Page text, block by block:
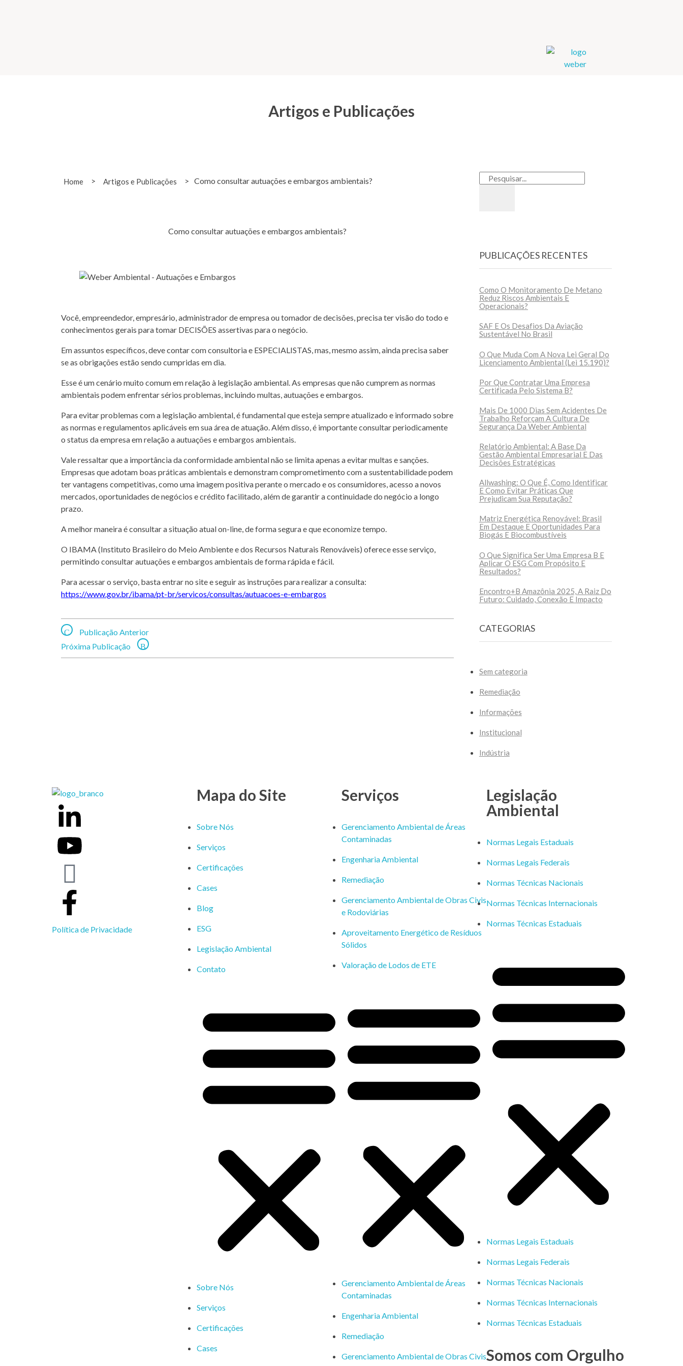
Artigos e Publicações
Home > Artigos e Publicações > Como consultar autuações e embargos ambientais?
Como consultar autuações e embargos ambientais?
Você, empreendedor, empresário, administrador de empresa ou tomador de decisões, precisa ter visão do todo e
conhecimentos gerais para tomar DECISÕES assertivas para o negócio.
Em assuntos específicos, deve contar com consultoria e ESPECIALISTAS, mas, mesmo assim, ainda precisa saber
se as obrigações estão sendo cumpridas em dia.
Esse é um cenário muito comum em relação à legislação ambiental. As empresas que não cumprem as normas
ambientais podem enfrentar sérios problemas, incluindo multas, autuações e embargos.
Para evitar problemas com a legislação ambiental, é fundamental que esteja sempre atualizado e informado sobre
as normas e regulamentos aplicáveis em sua área de atuação. Além disso, é importante consultar periodicamente
o status da empresa em relação a autuações e embargos ambientais.
Vale ressaltar que a importância da conformidade ambiental não se limita apenas a evitar multas e sanções.
Empresas que adotam boas práticas ambientais e demonstram comprometimento com a sustentabilidade podem
ter vantagens competitivas, como uma imagem positiva perante o mercado e os consumidores, acesso a novos
mercados, oportunidades de negócios e crédito facilitado, além de garantir a continuidade do negócio a longo
prazo.
A melhor maneira é consultar a situação atual on-line, de forma segura e que economize tempo.
O IBAMA (Instituto Brasileiro do Meio Ambiente e dos Recursos Naturais Renováveis) oferece esse serviço,
permitindo consultar autuações e embargos ambientais de forma rápida e fácil.
Para acessar o serviço, basta entrar no site e seguir as instruções para realizar a consulta:
https://www.gov.br/ibama/pt-br/servicos/consultas/autuacoes-e-embargos
Publicação Anterior
Próxima Publicação
PUBLICAÇÕES RECENTES
Como O Monitoramento De Metano
Reduz Riscos Ambientais E
Operacionais?
SAF E Os Desafios Da Aviação
Sustentável No Brasil
O Que Muda Com A Nova Lei Geral Do
Licenciamento Ambiental (Lei 15.190)?
Por Que Contratar Uma Empresa
Certificada Pelo Sistema B?
Mais De 1000 Dias Sem Acidentes De
Trabalho Reforçam A Cultura De
Segurança Da Weber Ambiental
Relatório Ambiental: A Base Da
Gestão Ambiental Empresarial E Das
Decisões Estratégicas
Allwashing: O Que É, Como Identificar
E Como Evitar Práticas Que
Prejudicam Sua Reputação?
Matriz Energética Renovável: Brasil
Em Destaque E Oportunidades Para
Biogás E Biocombustíveis
O Que Significa Ser Uma Empresa B E
Aplicar O ESG Com Propósito E
Resultados?
Encontro+B Amazônia 2025, A Raiz Do
Futuro: Cuidado, Conexão E Impacto
CATEGORIAS
Sem categoria
Remediação
Informações
Institucional
Indústria
Weber Ambiental
Consultoria e Engenharia Ambiental
Política de Privacidade
Mapa do Site
Sobre Nós
Serviços
Certificações
Cases
Blog
ESG
Legislação Ambiental
Contato
Sobre Nós
Serviços
Certificações
Cases
Serviços
Gerenciamento Ambiental de Áreas
Contaminadas
Engenharia Ambiental
Remediação
Gerenciamento Ambiental de Obras Civis
e Rodoviárias
Aproveitamento Energético de Resíduos
Sólidos
Valoração de Lodos de ETE
Gerenciamento Ambiental de Áreas
Contaminadas
Engenharia Ambiental
Remediação
Gerenciamento Ambiental de Obras Civis
Legislação
Ambiental
Normas Legais Estaduais
Normas Legais Federais
Normas Técnicas Nacionais
Normas Técnicas Internacionais
Normas Técnicas Estaduais
Normas Legais Estaduais
Normas Legais Federais
Normas Técnicas Nacionais
Normas Técnicas Internacionais
Normas Técnicas Estaduais
Somos com Orgulho